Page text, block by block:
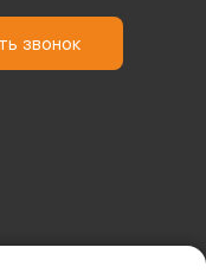
звонок